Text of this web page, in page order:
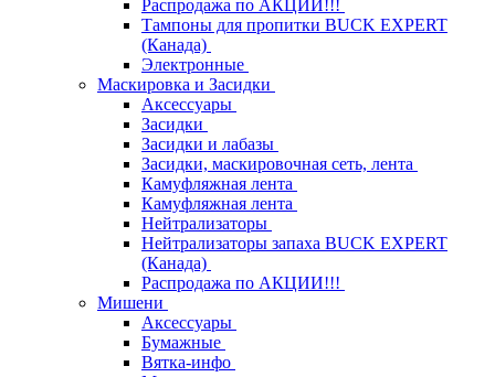
Распродажа по АКЦИИ!!!
Тампоны для пропитки BUCK EXPERT
(Канада)
Электронные
Маскировка и Засидки
Аксессуары
Засидки
Засидки и лабазы
Засидки, маскировочная сеть, лента
Камуфляжная лента
Камуфляжная лента
Нейтрализаторы
Нейтрализаторы запаха BUCK EXPERT
(Канада)
Распродажа по АКЦИИ!!!
Мишени
Аксессуары
Бумажные
Вятка-инфо